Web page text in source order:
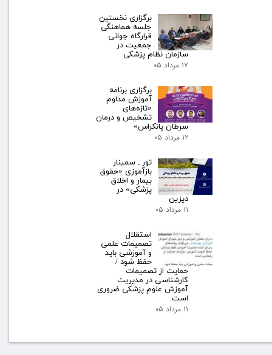
برگزاری نخستین
جلسه هماهنگی
قرارگاه جوانی
جمعیت در
سازمان نظام پزشکی
۱۷ مرداد ۰۵
برگزاری برنامه
آموزش مداوم
«تازه‌های
تشخیص و درمان
سرطان پانکراس»
۱۲ مرداد ۰۵
تور ـ سمینار
بازآموزی «حقوق
بیمار و اخلاق
پزشکی» در
دیزین
۱۱ مرداد ۰۵
استقلال
تصمیمات علمی
و آموزشی باید
حفظ شود /
حمایت از تصمیمات
کارشناسی در مدیریت
آموزش علوم پزشکی ضروری
است.
۱۱ مرداد ۰۵